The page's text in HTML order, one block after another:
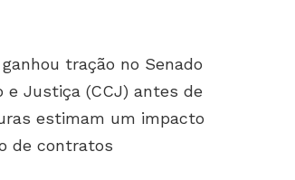
tração no Senado
e Justiça (CCJ) antes de
estimam um impacto
de contratos